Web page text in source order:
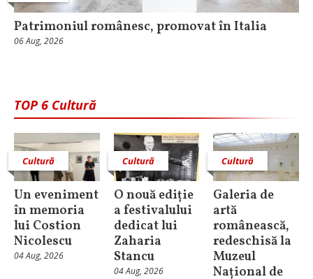
Patrimoniul românesc, promovat în Italia
06 Aug, 2026
TOP 6 Cultură
Cultură
Un eveniment
în memoria
lui Costion
Nicolescu
04 Aug, 2026
Cultură
O nouă ediție
a festivalului
dedicat lui
Zaharia
Stancu
04 Aug, 2026
Cultură
Galeria de
artă
românească,
redeschisă la
Muzeul
Național de